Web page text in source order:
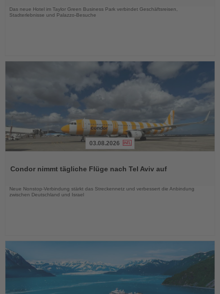
Das neue Hotel im Taylor Green Business Park verbindet Geschäftsreisen,
Stadterlebnisse und Palazzo-Besuche
die
03.08.2026
Condor nimmt tägliche Flüge nach Tel Aviv auf
Neue Nonstop-Verbindung stärkt das Streckennetz und verbessert die Anbindung
zwischen Deutschland und Israel